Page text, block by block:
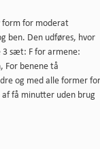
form for moderat
ben. Den udføres, hvor
3 sæt: F for armene:
For benene tå
og med alle former for
få minutter uden brug